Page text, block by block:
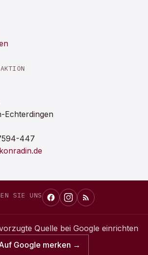
Echterdingen
447
SIE UNS
Quelle bei Google einrichten
Google merken →